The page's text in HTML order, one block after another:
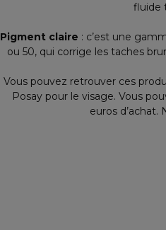
fluide
Pigment claire : c’est une
ou 50, qui corrige les taches
Vous pouvez retrouver ces
Posay pour le visage. Vous
euros